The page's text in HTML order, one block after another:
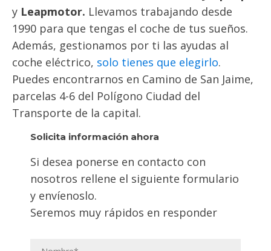
y Leapmotor. Llevamos trabajando desde
1990 para que tengas el coche de tus sueños.
Además, gestionamos por ti las ayudas al
coche eléctrico, solo tienes que elegirlo.
Puedes encontrarnos en Camino de San Jaime,
parcelas 4-6 del Polígono Ciudad del
Transporte de la capital.
Solicita información ahora
Si desea ponerse en contacto con
nosotros rellene el siguiente formulario
y envíenoslo.
Seremos muy rápidos en responder